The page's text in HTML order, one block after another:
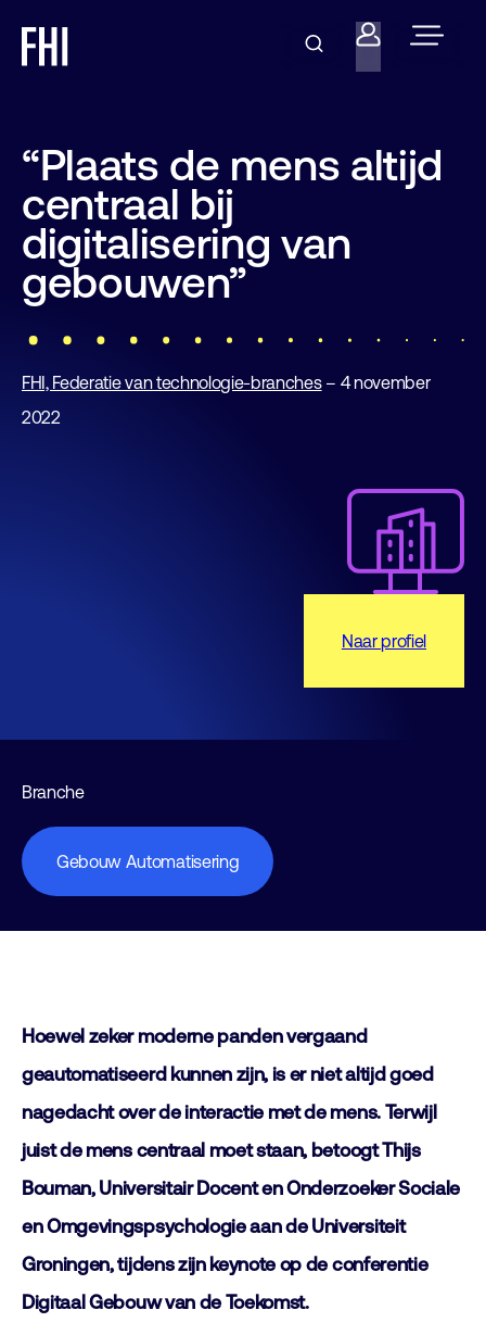
“Plaats de mens altijd
centraal bij
digitalisering van
gebouwen”
FHI, Federatie van technologie-branches– 4 november
2022
Naar profiel
Branche
Gebouw Automatisering
Hoewel zeker moderne panden vergaand
geautomatiseerd kunnen zijn, is er niet altijd goed
nagedacht over de interactie met de mens. Terwijl
juist de mens centraal moet staan, betoogt Thijs
Bouman, Universitair Docent en Onderzoeker Sociale
en Omgevingspsychologie aan de Universiteit
Groningen, tijdens zijn keynote op de conferentie
Digitaal Gebouw van de Toekomst.